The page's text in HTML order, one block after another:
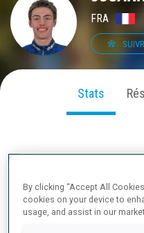
FRA
Stats
By clicking “Accept All
cookies on your device to
usage, and assist in our